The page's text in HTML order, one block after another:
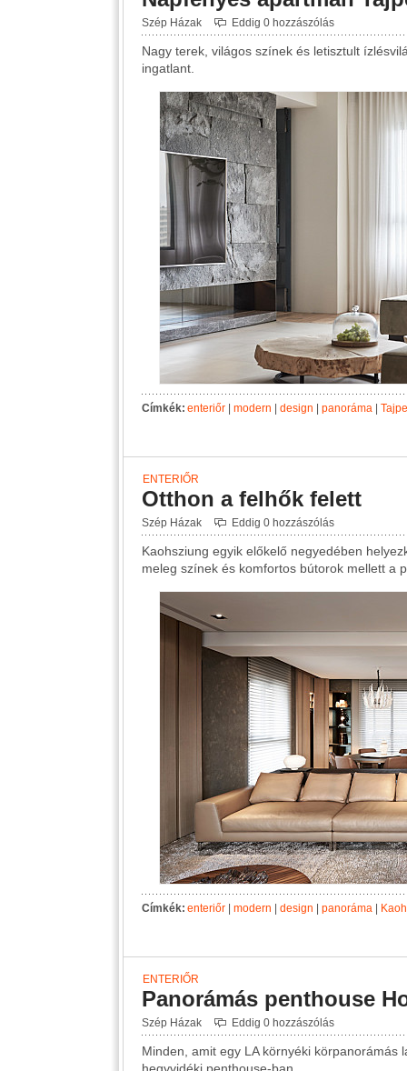
Szép Házak Eddig 0 hozzászólás
Nagy terek, világos színek és letisztult
ingatlant.
Címkék:enteriőr modern design panoráma
ENTERIŐR
Otthon a felhők felett
Szép Házak Eddig 0 hozzászólás
Kaohsziung egyik előkelő negyedében
meleg színek és komfortos bútorok mellett a
Címkék:enteriőr modern design panoráma
ENTERIŐR
Panorámás penthouse
Szép Házak Eddig 0 hozzászólás
Minden, amit egy LA környéki